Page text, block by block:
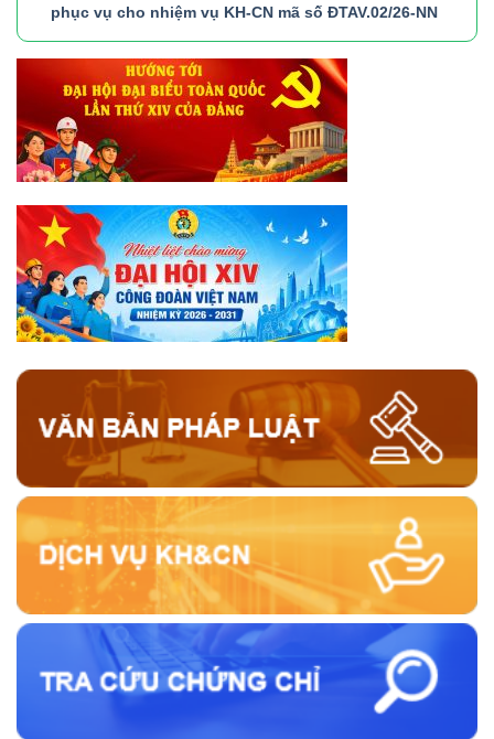
phục vụ cho nhiệm vụ KH-CN mã số ĐTAV.02/26-NN